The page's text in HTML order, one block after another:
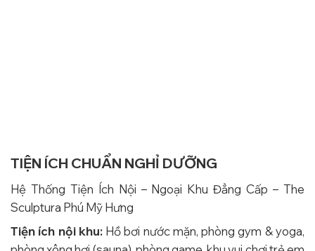
TIỆN ÍCH CHUẨN NGHỈ DƯỠNG
Hệ Thống Tiện Ích Nội – Ngoại Khu Đẳng Cấp – The
Sculptura Phú Mỹ Hưng
Tiện ích nội khu:Hồ bơi nước mặn, phòng gym & yoga,